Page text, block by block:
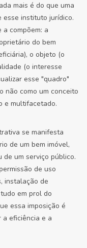
mais é do que uma
instituto jurídico.
compõem: a
do bem
o objeto (o
(o interesse
esse "quadro"
não como um conceito
e multifacetado.
se manifesta
de um bem imóvel,
de um serviço público.
de uso
instalação de
em prol do
essa imposição é
eficiência e a